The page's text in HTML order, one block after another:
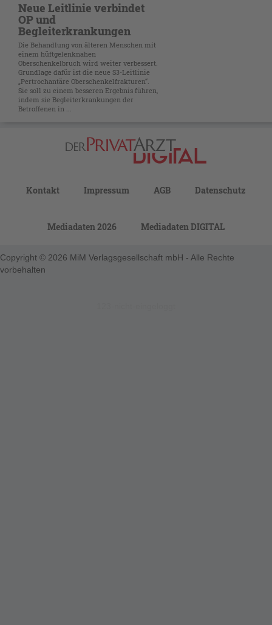
Neue Leitlinie verbindet
OP und
Begleiterkrankungen
Die Behandlung von älteren Menschen mit
einem hüftgelenknahen
Oberschenkelbruch wird weiter verbessert.
Grundlage dafür ist die neue S3-Leitlinie
„Pertrochantäre Oberschenkelfrakturen“.
Sie soll zu einem besseren Ergebnis führen,
indem sie Begleiterkrankungen der
Betroffenen in ...
Kontakt Impressum AGB Datenschutz
Mediadaten 2026 Mediadaten DIGITAL
Copyright © 2026 MiM Verlagsgesellschaft mbH - Alle Rechte
vorbehalten